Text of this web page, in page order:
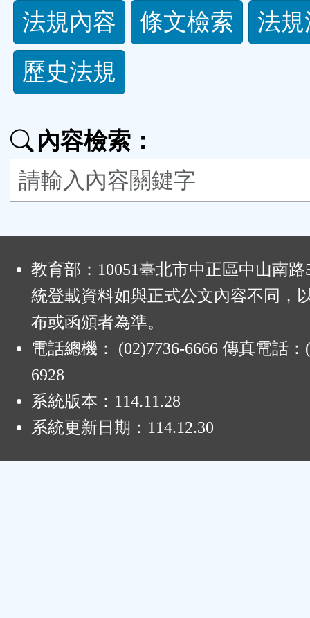
法
規
功
按
鈕
法規內容 條文檢索
法
歷史法規
內容檢索：
教育部：10051臺北市中正區中山南
統登載資料如與正式公文內容不同，
布或函頒者為準。
電話總機： (02)7736-6666 傳真電話：
6928
系統版本： 114.11.28
系統更新日期： 114.12.30